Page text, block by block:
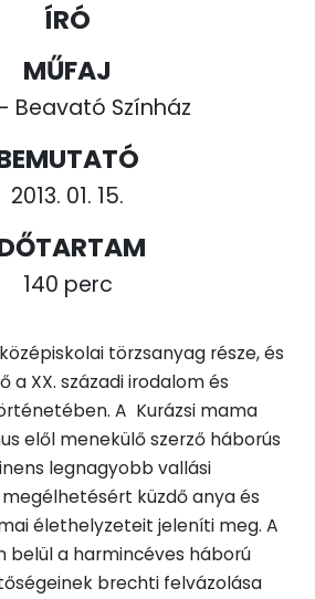
ÍRÓ
MŰFAJ
Beavató Színház
2013. 01. 15.
140 perc
törzsanyag része, és
a XX. századi irodalom és
A Kurázsi mama
elől menekülő szerző háborús
legnagyobb vallási
küzdő anya és
élethelyzeteit jeleníti meg. A
belül a harmincéves háború
brechti felvázolása